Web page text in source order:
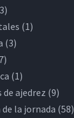
(1)
(3)
(1)
de ajedrez (9)
la jornada (58)